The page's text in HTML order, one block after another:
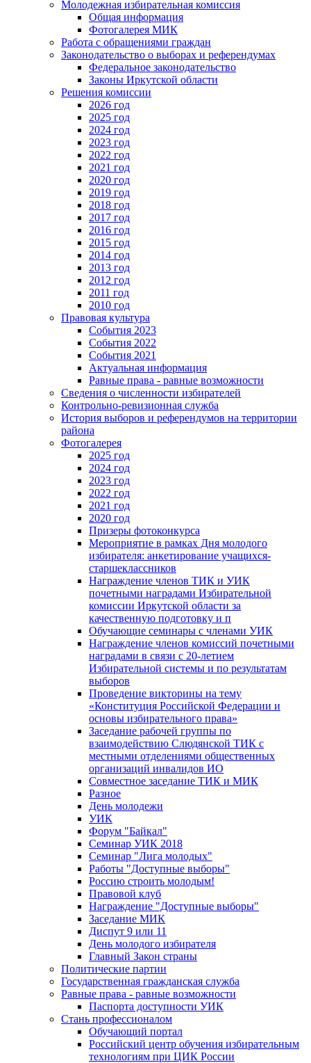
Молодежная избирательная комиссия
Общая информация
Фотогалерея МИК
Работа с обращениями граждан
Законодательство о выборах и референдумах
Федеральное законодательство
Законы Иркутской области
Решения комиссии
2026 год
2025 год
2024 год
2023 год
2022 год
2021 год
2020 год
2019 год
2018 год
2017 год
2016 год
2015 год
2014 год
2013 год
2012 год
2011 год
2010 год
Правовая культура
События 2023
События 2022
События 2021
Актуальная информация
Равные права - равные возможности
Сведения о численности избирателей
Контрольно-ревизионная служба
История выборов и референдумов на территории
района
Фотогалерея
2025 год
2024 год
2023 год
2022 год
2021 год
2020 год
Призеры фотоконкурса
Мероприятие в рамках Дня молодого
избирателя: анкетирование учащихся-
старшеклассников
Награждение членов ТИК и УИК
почетными наградами Избирательной
комиссии Иркутской области за
качественную подготовку и п
Обучающие семинары с членами УИК
Награждение членов комиссий почетными
наградами в связи с 20-летием
Избирательной системы и по результатам
выборов
Проведение викторины на тему
«Конституция Российской Федерации и
основы избирательного права»
Заседание рабочей группы по
взаимодействию Слюдянской ТИК с
местными отделениями общественных
организаций инвалидов ИО
Совместное заседание ТИК и МИК
Разное
День молодежи
УИК
Форум "Байкал"
Семинар УИК 2018
Семинар "Лига молодых"
Работы "Доступные выборы"
Россию строить молодым!
Правовой клуб
Награждение "Доступные выборы"
Заседание МИК
Диспут 9 или 11
День молодого избирателя
Главный Закон страны
Политические партии
Государственная гражданская служба
Равные права - равные возможности
Паспорта доступности УИК
Стань профессионалом
Обучающий портал
Российский центр обучения избирательным
технологиям при ЦИК России